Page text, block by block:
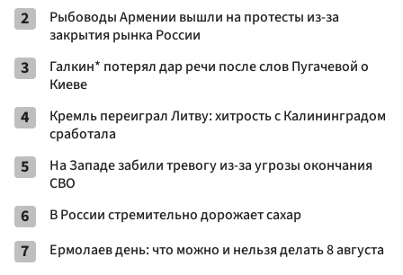
2
Рыбоводы Армении вышли на протесты из-за
закрытия рынка России
3
Галкин* потерял дар речи после слов Пугачевой о
Киеве
4
Кремль переиграл Литву: хитрость с Калининградом
сработала
5
На Западе забили тревогу из-за угрозы окончания
СВО
6 В России стремительно дорожает сахар
7 Ермолаев день: что можно и нельзя делать 8 августа